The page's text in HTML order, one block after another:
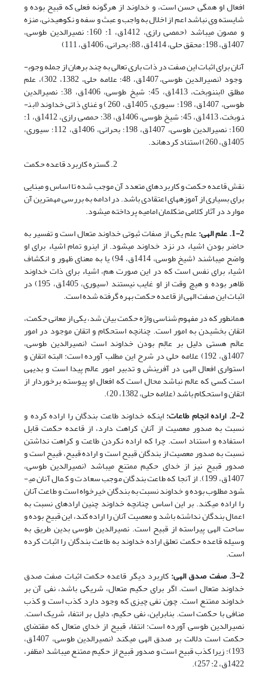
افعال او همگی حسن است، و خداوند از هرگونه فعلی که قبیح بوده و
شایسته وی نباشد اعم از اخلال به واجب و عبث و سفه و نکوهیدنی، منزه
و مصون می­باشد (حمصی رازی­، 1412ق، 1: 160؛ نصیرالدین طوسی،
1407ق، 198؛ محقق حلی، 1414ق، 88؛ بحرانی، 1406ق، 111)
آنان برای اثبات این صفت در ذات باری تعالی به چند برهان از جمله وجوب­
وجود (نصیرالدین طوسی، 1407ق، 48؛ علامه حلی، 1382، 302)، علم
مطلق (ابن­نوبخت، 1413ق، 45؛ شیخ طوسی، 1406ق، 38؛ نصیرالدین
طوسی، 1407ق، 198؛ سیوری، 1405ق، 260) و غنای ذاتی خداوند (ابن­
نوبخت، 1413ق، 45؛ شیخ طوسی، 1406ق، 38؛ حمصی رازی، 1412ق، 1:
160؛ نصیرالدین طوسی، 1407ق، 198؛ بحرانی، 1406ق، 112؛ سیوری،
1405ق، 260) استناد کرده­اند.
2. گستره کاربرد قاعده حکمت
نقش قاعده حکمت و کاربردهای متعدد آن موجب شده تا اساس و مبنایی
برای بسیاری از آموزه­های اعتقادی باشد. در ادامه به بررسی مهم­ترین آن
موارد در آثار کلامی متکلمان امامیه پرداخته می­شود.
1-2. علم الهی:
علم یکی از صفات ثبوتی خداوند متعال است و تفسیر به
حاضر بودن اشیاء در نزد خداوند می­شود. از این­رو تمام اشیاء برای او
واضح می­باشند (شیخ طوسی، 1414ق، 94) یا به معنای ظهور و انکشاف
اشیاء برای نفس است که در این صورت هم، اشیاء برای ذات خداوند
ظاهر بوده و هیچ وقت از او غایب نیستند (سیوری، 1405ق، 195) در
اثبات این صفت الهی از قاعده حکمت بهره گرفته شده است.
همانطور که در مفهوم شناسی واژه حکمت بیان شد، یکی از معانی حکمت،
اتقان بخشیدن به امور است. چنانچه استحکام و اتقان موجود در امور
عالَم هستی دلیل بر عالِم بودن خداوند است (نصیرالدین طوسی،
1407ق، 192) علامه حلی در شرح این مطلب آورده است: البته اتقان و
استواری افعال الهی در آفرینش و تدبیر امور عالم پیدا است و بدیهی
است کسی که عالم نباشد محال است که افعال او پیوسته برخوردار از
اتقان و استحکام باشد (علامه حلی، 1382، 20).
2-2. اراده انجام طاعات:
اینکه خداوند طاعت بندگان را اراده کرده و
نسبت به صدور معصیت از آنان کراهت دارد، از قاعده حکمت قابل
استفاده و استناد است. چرا که اراده نکردن طاعت و کراهت نداشتن
نسبت به صدور معصیت از بندگان قبیح است و اراده قبیح، قبیح است و
صدور قبیح نیز از خدای حکیم ممتنع می­باشد (نصیرالدین طوسی،
1407ق، 199). از آنجا که طاعت بندگان موجب سعادت و کمال آنان می­
شود مطلوب بوده و خداوند نسبت به بندگان خیرخواه است و طاعت آنان
را اراده می­کند. بر این اساس چنانچه خداوند چنین اراده­ای نسبت به
اعمال بندگان نداشته باشد و معصیت آنان را اراده کند، این قبیح بوده و
ساحت الهی پیراسته از قبیح است. نصیرالدین طوسی بدین طریق به
وسیله قاعده حکمت تعلق اراده خداوند به طاعت بندگان را اثبات کرده
است.
3-2. صفت صدق الهی:
کاربرد دیگر قاعده حکمت اثبات صفت صدق
خداوند متعال است. اگر برای حکیم متعال، شریکی باشد، نفی آن بر
خداوند ممتنع است. چون نفی چیزی که وجود دارد کذب است و کذب
منافی با حکمت است. بنابراین، نفی حکیم، دلیل بر انتفاء شریک است.
نصیرالدین طوسی آورده است: انتفاء قبیح از خدای متعال که مقتضای
حکمت است دلالت بر صدق الهی می­کند (نصیرالدین طوسی، 1407ق،
193)؛ زیرا کذب قبیح است و صدور قبیح از حکیم ممتنع می­باشد (مظفر،
1422ق، 2: 257).